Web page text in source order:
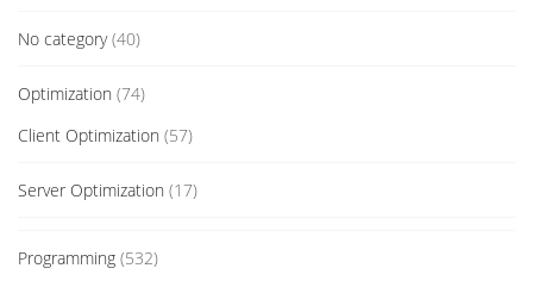
No category(40)
Optimization (74)
Client Optimization (57)
Server Optimization (17)
Programming (532)